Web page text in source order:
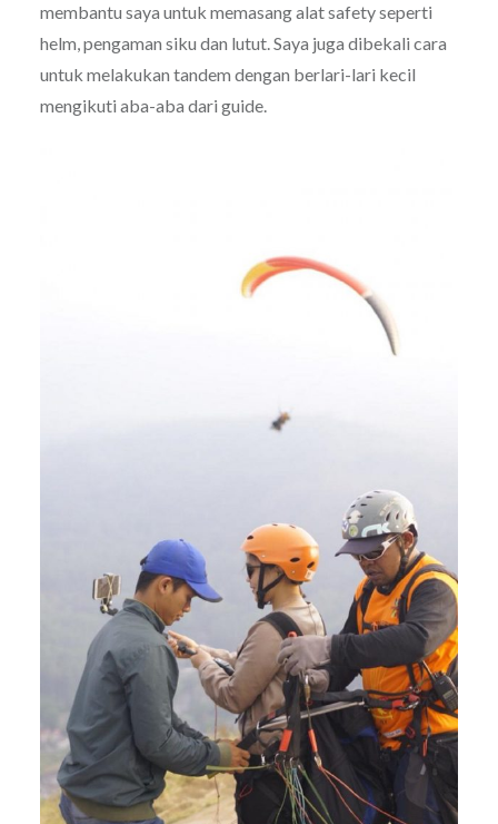
membantu saya untuk memasang alat safety seperti
helm, pengaman siku dan lutut. Saya juga dibekali cara
untuk melakukan tandem dengan berlari-lari kecil
mengikuti aba-aba dari guide.